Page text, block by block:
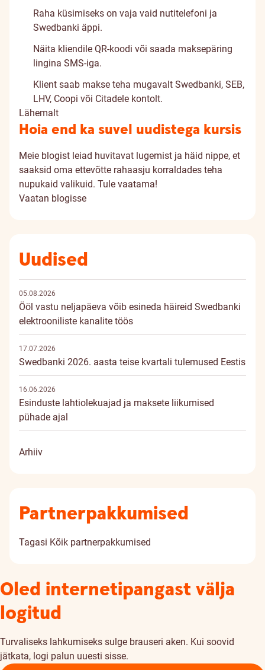
Raha küsimiseks on vaja vaid nutitelefoni ja
Swedbanki äppi.
Näita kliendile QR-koodi või saada maksepäring
lingina SMS-iga.
Klient saab makse teha mugavalt Swedbanki, SEB,
LHV, Coopi või Citadele kontolt.
Lähemalt
Hoia end ka suvel uudistega kursis
Meie blogist leiad huvitavat lugemist ja häid nippe, et
saaksid oma ettevõtte rahaasju korraldades teha
nupukaid valikuid. Tule vaatama!
Vaatan blogisse
Uudised
05.08.2026
Ööl vastu neljapäeva võib esineda häireid Swedbanki
elektrooniliste kanalite töös
17.07.2026
Swedbanki 2026. aasta teise kvartali tulemused Eestis
16.06.2026
Esinduste lahtiolekuajad ja maksete liikumised
pühade ajal
Arhiiv
Partnerpakkumised
Tagasi Kõik partnerpakkumised
Oled internetipangast välja
logitud
Turvaliseks lahkumiseks sulge brauseri aken. Kui soovid
jätkata, logi palun uuesti sisse.